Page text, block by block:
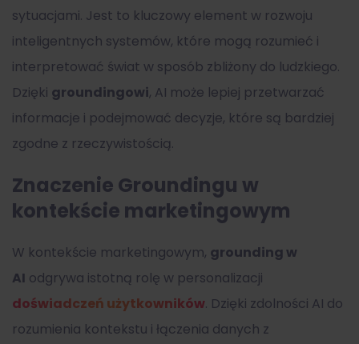
sytuacjami. Jest to kluczowy element w rozwoju
inteligentnych systemów, które mogą rozumieć i
interpretować świat w sposób zbliżony do ludzkiego.
Dzięki groundingowi, AI może lepiej przetwarzać
informacje i podejmować decyzje, które są bardziej
zgodne z rzeczywistością.
Znaczenie Groundingu w
kontekście marketingowym
W kontekście marketingowym, grounding w
AI odgrywa istotną rolę w personalizacji
doświadczeń użytkowników. Dzięki zdolności AI do
rozumienia kontekstu i łączenia danych z